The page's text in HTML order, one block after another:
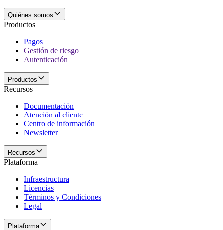
Quiénes somos
Productos
Pagos
Gestión de riesgo
Autenticación
Productos
Recursos
Documentación
Atención al cliente
Centro de información
Newsletter
Recursos
Plataforma
Infraestructura
Licencias
Términos y Condiciones
Legal
Plataforma